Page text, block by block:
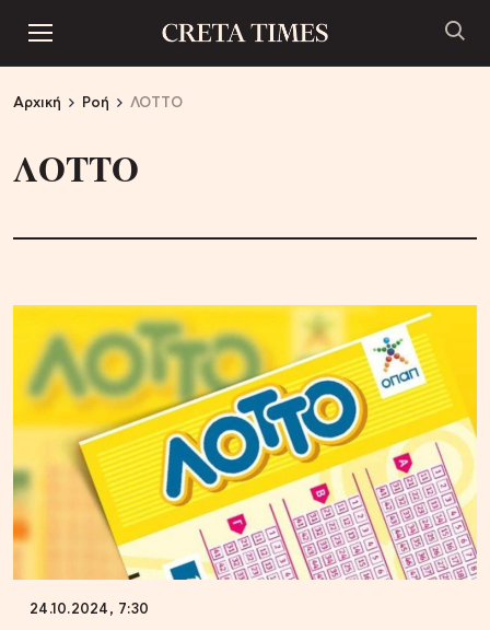
Αρχική Ροή ΛΟΤΤΟ
ΛΟΤΤΟ
24.10.2024, 7:30